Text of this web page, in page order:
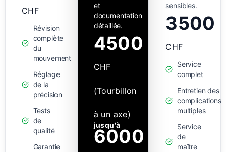
CHF
Révision
complète
du
mouvement
Réglage
de la
précision
Tests
de
qualité
Garantie
et
documentation
détaillée.
4500
CHF
(Tourbillon
à un axe)
jusqu'à
6000
sensibles.
3500
CHF
Service
complet
Entretien des
complications
multiples
Service
de
maître